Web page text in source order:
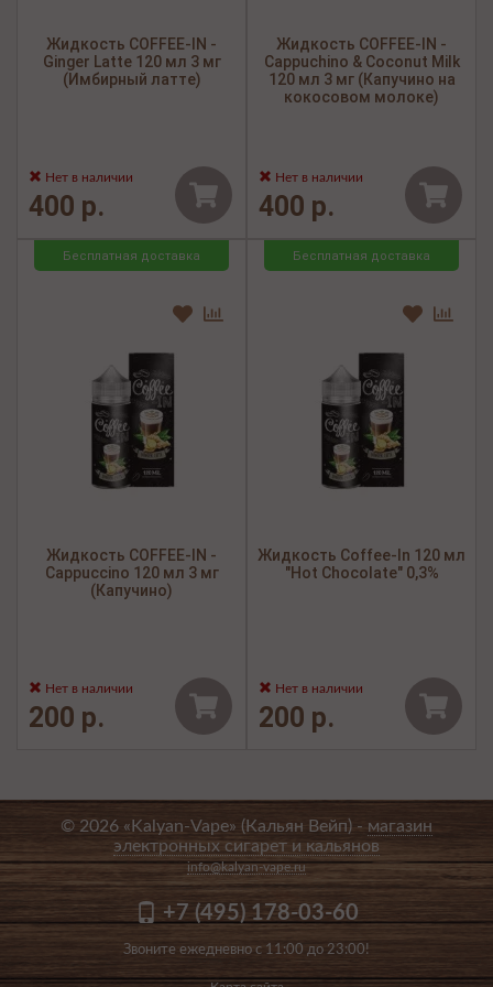
Жидкость COFFEE-IN -
Ginger Latte 120 мл 3 мг
(Имбирный латте)
Нет в наличии
400 р.
Жидкость COFFEE-IN -
Cappuchino & Coconut Milk
120 мл 3 мг (Капучино на
кокосовом молоке)
Нет в наличии
400 р.
Бесплатная доставка
Жидкость COFFEE-IN -
Cappuccino 120 мл 3 мг
(Капучино)
Нет в наличии
200 р.
Бесплатная доставка
Жидкость Coffee-In 120 мл
"Hot Chocolate" 0,3%
Нет в наличии
200 р.
© 2026 «Kalyan-Vape» (Кальян Вейп) - магазин
электронных сигарет и кальянов
info@kalyan-vape.ru
+7 (495) 178-03-60
Звоните ежедневно с 11:00 до 23:00!